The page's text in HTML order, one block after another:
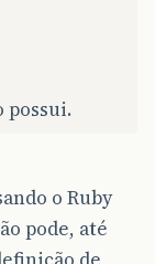
possui.
o Ruby
pode, até